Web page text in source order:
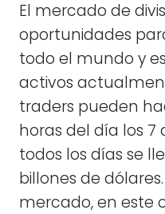
El mercado de
oportunidades
todo el mundo y
activos
traders pueden
horas del día los 7
todos los días se
billones de
mercado, en este